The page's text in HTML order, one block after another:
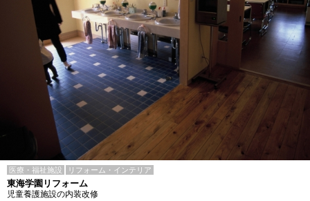
医療・福祉施設 リフォーム・インテリア
東海学園リフォーム
児童養護施設の内装改修